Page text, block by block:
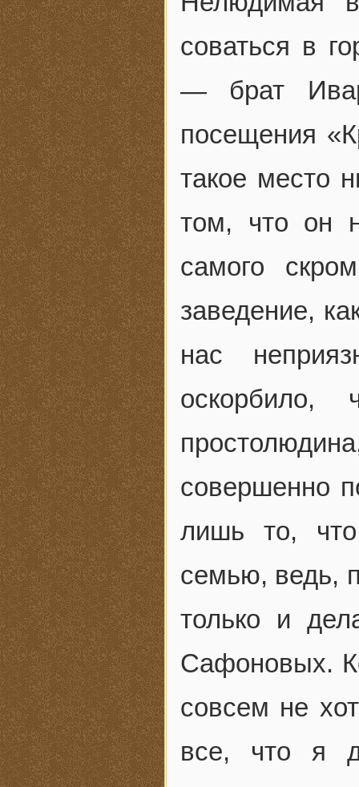
соваться в
— брат
посещения
такое место
том, что он
самого
заведение,
нас
совершенно
лишь то,
семью, ведь,
только и
Сафоновых.
совсем не
все, что я